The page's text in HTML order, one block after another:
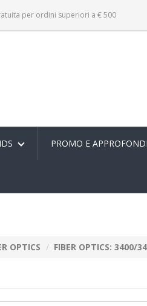
per ordini superiori a € 500
PROMO E
OPTICS FIBER OPTICS: 3400/